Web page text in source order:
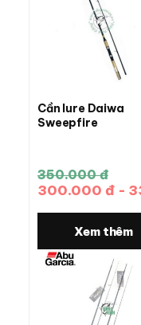
Cần lure Daiwa
Sweepfire
350.000 đ
300.000 đ -
Xem thêm